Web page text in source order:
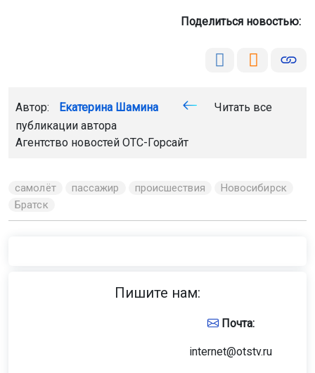
Поделиться новостью:
Автор: Екатерина Шамина
Читать все
публикации автора
Агентство новостей ОТС-Горсайт
самолёт пассажир происшествия
Новосибирск
Братск
Пишите нам:
Почта:
internet@otstv.ru